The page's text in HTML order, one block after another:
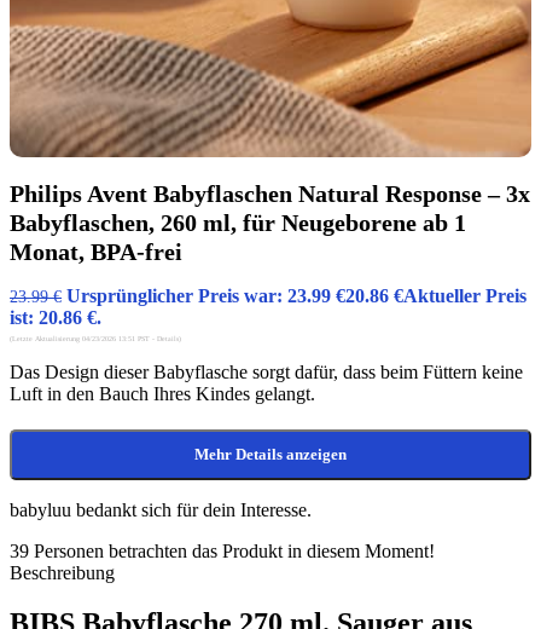
Philips Avent Babyflaschen Natural Response – 3x
Babyflaschen, 260 ml, für Neugeborene ab 1
Monat, BPA-frei
23.99€ Ursprünglicher Preis war: 23.99 €20.86 €Aktueller Preis
ist: 20.86 €.
(Letzte Aktualisierung 04/23/2026 13:51 PST - Details)
Das Design dieser Babyflasche sorgt dafür, dass beim Füttern keine
Luft in den Bauch Ihres Kindes gelangt.
Mehr Details anzeigen
babyluu bedankt sich für dein Interesse.
39 Personen betrachten das Produkt in diesem Moment!
Beschreibung